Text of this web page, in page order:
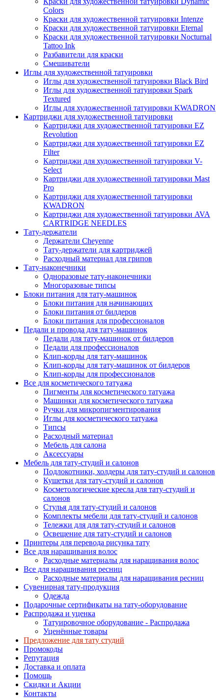
Colors
Краски для художественной татуировки Intenze
Краски для художественной татуировки Eternal
Краски для художественной татуировки Nocturnal
Tattoo Ink
Разбавители для краски
Смешиватели
Иглы для художественной татуировки
Иглы для художественной татуировки Black Bird
Иглы для художественной татуировки Spark
Textured
Иглы для художественной татуировки KWADRON
Картриджи для художественной татуировки
Картриджи для художественной татуировки EZ
Revolution
Картриджи для художественной татуировки EZ
Filter
Картриджи для художественной татуировки V-
Select
Картриджи для художественной татуировки Mast
Pro
Картриджи для художественной татуировки
KWADRON
Картриджи для художественной татуировки AVA
CARTRIDGE NEEDLES
Тату-держатели
Держатели Cheyenne
Тату-держатели для картриджей
Расходный материал для грипов
Тату-наконечники
Одноразовые тату-наконечники
Многоразовые типсы
Блоки питания для тату-машинок
Блоки питания для начинающих
Блоки питания от билдеров
Блоки питания для профессионалов
Педали и провода для тату-машинок
Педали для тату-машинок от билдеров
Педали для профессионалов
Клип-корды для тату-машинок
Клип-корды для тату-машинок от билдеров
Клип-корды для профессионалов
Все для косметического татуажа
Пигменты для косметического татуажа
Машинки для косметического татуажа
Ручки для микропигментирования
Иглы для косметического татуажа
Типсы
Расходный материал
Мебель для салона
Аксессуары
Мебель для тату-студий и салонов
Подлокотники, холдеры для тату-студий и салонов
Кушетки для тату-студий и салонов
Косметологические кресла для тату-студий и
салонов
Стулья для тату-студий и салонов
Комплекты мебели для тату-студий и салонов
Тележки для для тату-студий и салонов
Освещение для тату-студий и салонов
Принтеры для перевода рисунка тату
Все для наращивания волос
Расходные материалы для наращивания волос
Все для наращивания ресниц
Расходные материалы для наращивания ресниц
Сувенирная тату-продукция
Одежда
Подарочные сертификаты на тату-оборудование
Распродажа и уценка
Татуировочное оборудование - Распродажа
Уценённые товары
Предложение для тату студий
Промокоды
Репутация
Доставка и оплата
Помощь
Скидки и Акции
Контакты